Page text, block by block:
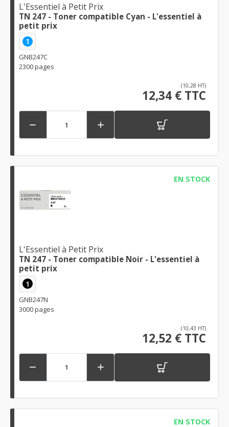
L'Essentiel à Petit Prix
TN 247 - Toner compatible Cyan - L'essentiel à
petit prix
1
GNB247C
2300 pages
(10,28 HT)
12,34 € TTC
 
EN STOCK
L'Essentiel à Petit Prix
TN 247 - Toner compatible Noir - L'essentiel à
petit prix
1
GNB247N
3000 pages
(10,43 HT)
12,52 € TTC
 
EN STOCK